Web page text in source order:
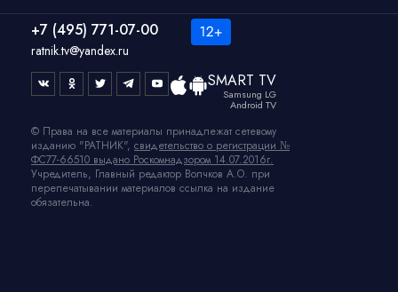
+7 (495) 771-07-00
ratnik.tv@yandex.ru
SMART TV
Samsung LG
Android TV
© Права на все материалы принадлежат сетевому
изданию "РАТНИК", свидетельство о регистрации №
ФС77-66510 выдано Роскомнадзором 14.07.2016г.
Учредитель, Главный редактор Волчков А.О. при
перепечатывании материалов ссылка на издание
обязательна.